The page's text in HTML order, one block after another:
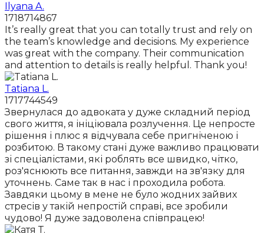
Ilyana A.
1718714867
It’s really great that you can totally trust and rely on
the team’s knowledge and decisions. My experience
was great with the company. Their communication
and attention to details is really helpful. Thank you!
Tatiana L.
1717744549
Звернулася до адвоката у дуже складний період
свого життя, я ініціювала розлучення. Це непросте
рішення і плюс я відчувала себе пригніченою і
розбитою. В такому стані дуже важливо працювати
зі спеціалістами, які роблять все швидко, чітко,
роз'яснюють все питання, завжди на зв'язку для
уточнень. Саме так в нас і проходила робота.
Завдяки цьому в мене не було жодних зайвих
стресів у такій непростій справі, все зробили
чудово! Я дуже задоволена співпрацею!